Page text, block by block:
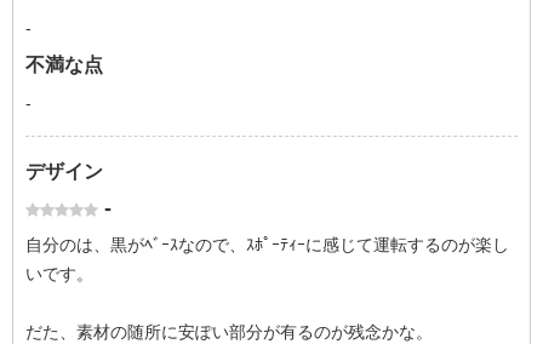
-
不満な点
-
デザイン
-
自分のは、黒がﾍﾞｰｽなので、ｽﾎﾟｰﾃｨｰに感じて運転するのが楽し
いです。
だた、素材の随所に安ぽい部分が有るのが残念かな。